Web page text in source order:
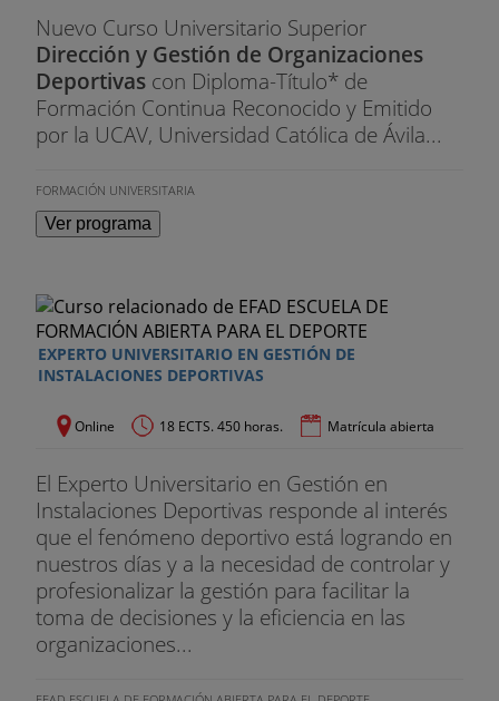
para maratones y medias maratones.
Nuevo Curso Universitario Superior
Dirección y Gestión de Organizaciones
Deportivas con Diploma-Título* de
Formación Continua Reconocido y Emitido
por la UCAV, Universidad Católica de Ávila...
FORMACIÓN UNIVERSITARIA
Ver programa
EXPERTO UNIVERSITARIO EN GESTIÓN DE
INSTALACIONES DEPORTIVAS
Online 18 ECTS. 450 horas. Matrícula abierta
El Experto Universitario en Gestión en
Instalaciones Deportivas responde al interés
que el fenómeno deportivo está logrando en
nuestros días y a la necesidad de controlar y
profesionalizar la gestión para facilitar la
toma de decisiones y la eficiencia en las
organizaciones...